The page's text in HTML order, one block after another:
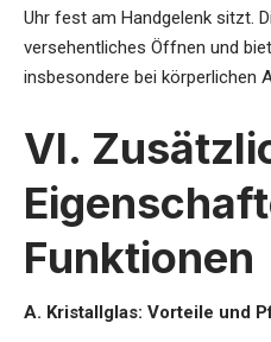
Uhr fest am Handgelenk sitzt.
versehentliches Öffnen und
insbesondere bei körperlichen
VI.
Funktionen
A. Kristallglas: Vorteile und